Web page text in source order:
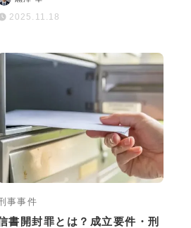
2025.11.18
事事件
書開封罪とは？成立要件・刑